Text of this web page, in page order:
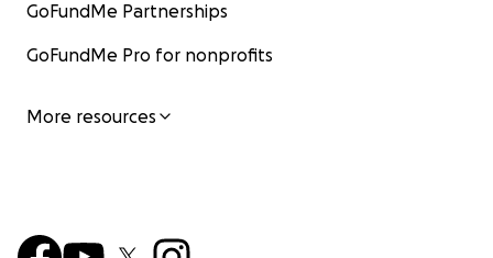
GoFundMe Partnerships
GoFundMe Pro for nonprofits
More resources